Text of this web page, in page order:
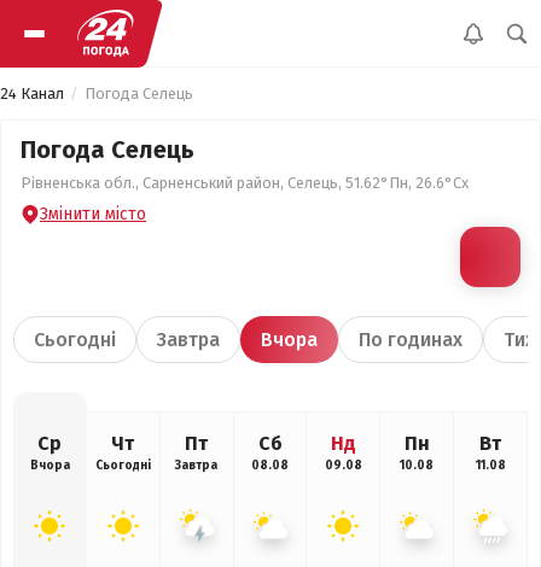
24 Канал Погода Селець
Погода Селець
Рівненська обл., Сарненський район, Селець, 51.62°Пн, 26.6°Сх
Змінити місто
Сьогодні Завтра Вчора По годинах
Ср
Вчора
Чт
Сьогодні
Пт
Завтра
Сб
08.08
Нд
09.08
Пн
10.08
Вт
11.08